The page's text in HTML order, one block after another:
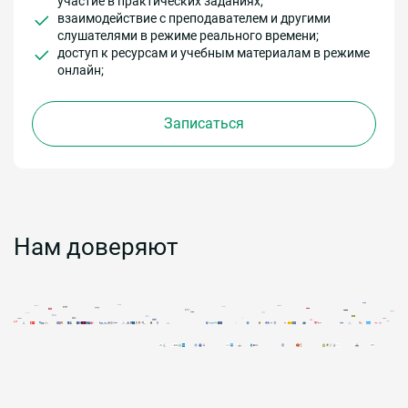
взаимодействие с преподавателем и другими
слушателями в режиме реального времени;
доступ к ресурсам и учебным материалам в режиме
онлайн;
Записаться
Нам доверяют